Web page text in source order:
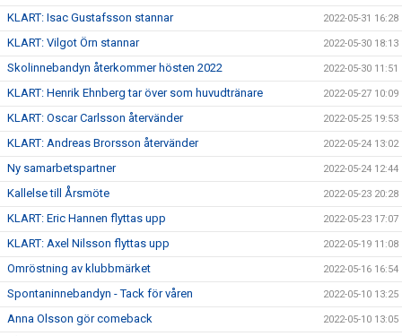
KLART: Isac Gustafsson stannar 2022-05-31 16:28
KLART: Vilgot Örn stannar 2022-05-30 18:13
Skolinnebandyn återkommer hösten 2022 2022-05-30 11:51
KLART: Henrik Ehnberg tar över som huvudtränare 2022-05-27 10:09
KLART: Oscar Carlsson återvänder 2022-05-25 19:53
KLART: Andreas Brorsson återvänder 2022-05-24 13:02
Ny samarbetspartner 2022-05-24 12:44
Kallelse till Årsmöte 2022-05-23 20:28
KLART: Eric Hannen flyttas upp 2022-05-23 17:07
KLART: Axel Nilsson flyttas upp 2022-05-19 11:08
Omröstning av klubbmärket 2022-05-16 16:54
Spontaninnebandyn - Tack för våren 2022-05-10 13:25
Anna Olsson gör comeback 2022-05-10 13:05